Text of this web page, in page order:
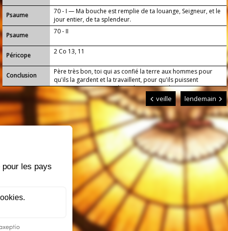
Psaume
70 - I — Ma bouche est remplie de ta louange, Seigneur, et le
jour entier, de ta splendeur.
Psaume
70 - II
Péricope 2 Co 13, 11
Conclusion
Père très bon, toi qui as confié la terre aux hommes pour
qu'ils la gardent et la travaillent, pour qu'ils puissent
progresser en s'entraidant, donne-nous de mener nos
travaux avec un esprit filial envers toi et un esprit fraternel
envers tous. Par Jésus, le Christ, notre Seigneur. Amen.
veille lendemain